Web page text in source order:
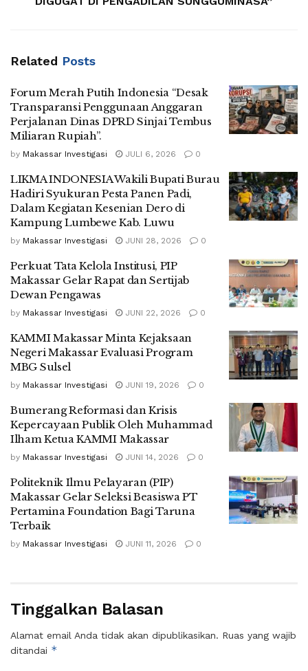
Related Posts
Forum Merah Putih Indonesia “Desak
Transparansi Penggunaan Anggaran
Perjalanan Dinas DPRD Sinjai Tembus
Miliaran Rupiah”.
by Makassar Investigasi JULI 6, 2026 0
LIKMA INDONESIA Wakili Bupati Burau
Hadiri Syukuran Pesta Panen Padi,
Dalam Kegiatan Kesenian Dero di
Kampung Lumbewe Kab. Luwu
by Makassar Investigasi JUNI 28, 2026 0
Perkuat Tata Kelola Institusi, PIP
Makassar Gelar Rapat dan Sertijab
Dewan Pengawas
by Makassar Investigasi JUNI 22, 2026 0
KAMMI Makassar Minta Kejaksaan
Negeri Makassar Evaluasi Program
MBG Sulsel
by Makassar Investigasi JUNI 19, 2026 0
Bumerang Reformasi dan Krisis
Kepercayaan Publik Oleh Muhammad
Ilham Ketua KAMMI Makassar
by Makassar Investigasi JUNI 14, 2026 0
Politeknik Ilmu Pelayaran (PIP)
Makassar Gelar Seleksi Beasiswa PT
Pertamina Foundation Bagi Taruna
Terbaik
by Makassar Investigasi JUNI 11, 2026 0
Tinggalkan Balasan
Alamat email Anda tidak akan dipublikasikan. Ruas yang wajib
ditandai *